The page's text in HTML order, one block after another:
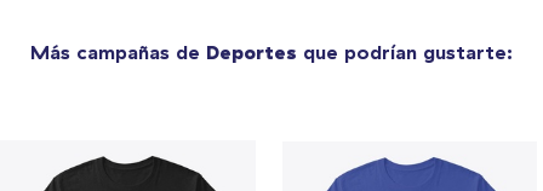
Más campañas de Deportes que podrían gustarte: